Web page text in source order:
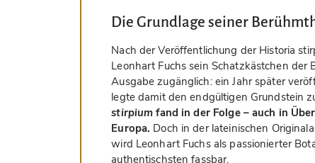
Die Grundlage seiner
Nach der Veröffentlichung der Historia
Leonhart Fuchs sein Schatzkästchen
Ausgabe zugänglich: ein Jahr später
legte damit den endgültigen Grundstein
stirpium fand in der Folge – auch in
Europa. Doch in der lateinischen
wird Leonhart Fuchs als passionierter
authentischsten fassbar.